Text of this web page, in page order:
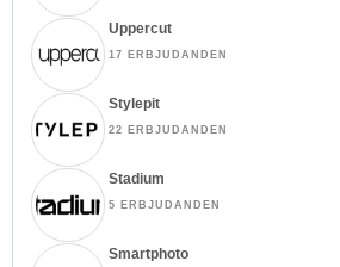
Uppercut
17 ERBJUDANDEN
Stylepit
22 ERBJUDANDEN
Stadium
5 ERBJUDANDEN
Smartphoto